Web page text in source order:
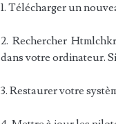
1. Télécharger un
2. Rechercher
dans votre ordinateur.
3. Restaurer votre